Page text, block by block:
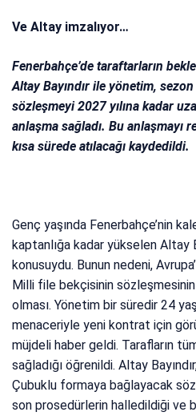
Ve Altay imzalıyor…
Fenerbahçe’de taraftarların
Altay Bayındır ile yönetim,
sözleşmeyi 2027 yılına kadar
anlaşma sağladı. Bu anlaşmayı
kısa sürede atılacağı kaydedildi.
Genç yaşında Fenerbahçe’nin
kaptanlığa kadar yükselen Altay
konusuydu. Bunun nedeni,
Milli file bekçisinin
olması. Yönetim bir süredir 24
menaceriyle yeni kontrat için
müjdeli haber geldi. Tarafların
sağladığı öğrenildi. Altay
Çubuklu formaya bağlayacak
son prosedürlerin halledildiği ve